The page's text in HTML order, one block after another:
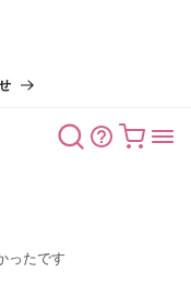
カート
ったです